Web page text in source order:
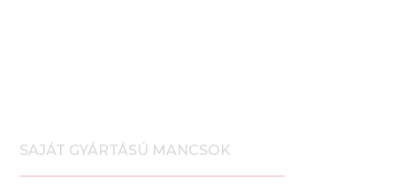
SAJÁT GYÁRTÁSÚ MANCSOK